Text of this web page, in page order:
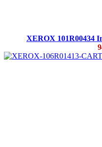
XEROX 101R00434